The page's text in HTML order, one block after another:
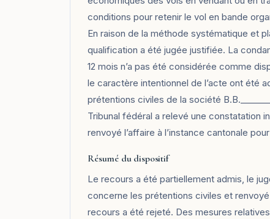
conditions pour retenir le vol en bande
En raison de la méthode systématique et
qualification a été jugée justifiée. La
12 mois n’a pas été considérée comme
le caractère intentionnel de l’acte ont été
prétentions civiles de la société
Tribunal fédéral a relevé une constatation
renvoyé l’affaire à l’instance cantonale
Résumé du dispositif
Le recours a été partiellement admis, le
concerne les prétentions civiles et
recours a été rejeté. Des mesures